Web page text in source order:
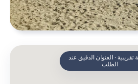
تقريبية · العنوان الدقيق عند
الطلب